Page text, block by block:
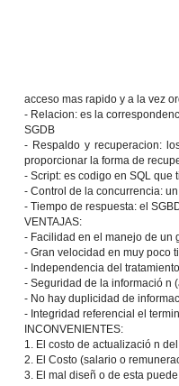
acceso mas rapido y a la vez
- Relacion: es la
SGDB
- Respaldo y recuperacion:
proporcionar la forma de
- Script: es codigo en SQL que
- Control de la concurrencia:
- Tiempo de respuesta: el
VENTAJAS:
- Facilidad en el manejo de un
- Gran velocidad en muy poco
- Independencia del
- Seguridad de la informació n
- No hay duplicidad de
- Integridad referencial el
INCONVENIENTES:
1. El costo de actualizació n
2. El Costo (salario o
3. El mal diseñ o de esta